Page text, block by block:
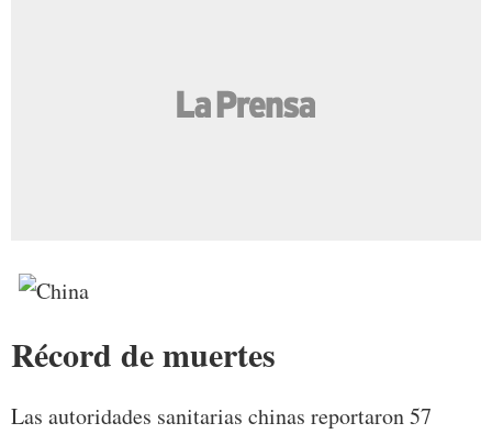
Récord de muertes
Las autoridades sanitarias chinas reportaron 57